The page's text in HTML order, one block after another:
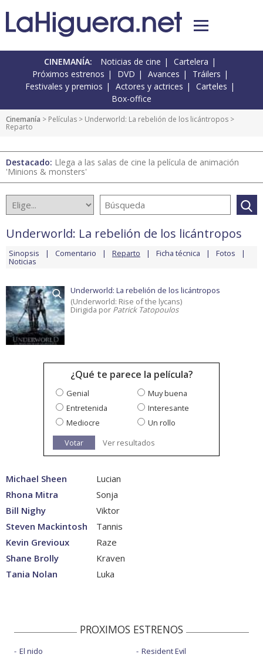
CINEMANÍA: Noticias de cine
Cartelera
Próximos estrenos
DVD Avances
Tráilers
Festivales y premios
Actores y actrices
Carteles
Box-office
Cinemanía > Películas > Underworld: La rebelión de los licántropos >
Reparto
Destacado: Llega a las salas de cine la película de animación
'Minions & monsters'
Underworld: La rebelión de los licántropos
Sinopsis Comentario Reparto Ficha técnica Fotos
Noticias
Underworld: La rebelión de los licántropos
(Underworld: Rise of the lycans)
Dirigida por Patrick Tatopoulos
¿Qué te parece la película?
Genial
Muy buena
Entretenida
Interesante
Mediocre
Un rollo
Votar
Ver resultados
Michael Sheen
Lucian
Rhona Mitra
Sonja
Bill Nighy
Viktor
Steven Mackintosh
Tannis
Kevin Grevioux
Raze
Shane Brolly
Kraven
Tania Nolan
Luka
PROXIMOS ESTRENOS
El nido
Resident Evil